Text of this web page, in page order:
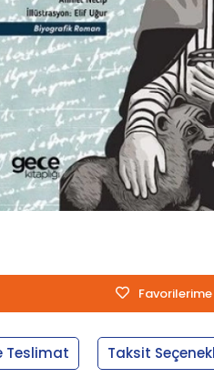
Favorilerime
Teslimat Taksit